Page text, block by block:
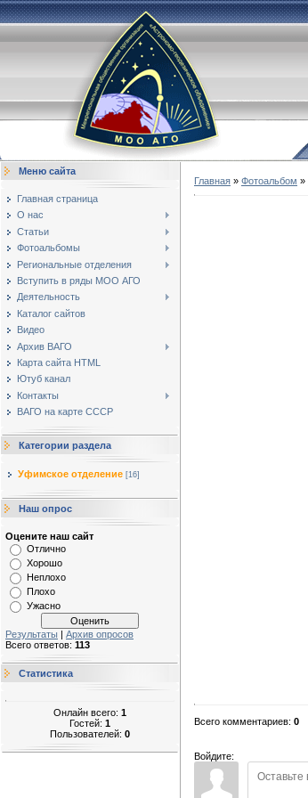
Меню сайта
Главная страница
О нас
Статьи
Фотоальбомы
Региональные отделения
Вступить в ряды МОО АГО
Деятельность
Каталог сайтов
Видео
Архив ВАГО
Карта сайта HTML
Ютуб канал
Контакты
ВАГО на карте СССР
Категории раздела
Уфимское отделение [16]
Наш опрос
Оцените наш сайт
Отлично
Хорошо
Неплохо
Плохо
Ужасно
Результаты | Архив опросов
Всего ответов: 113
Статистика
Онлайн всего: 1
Гостей: 1
Пользователей: 0
Главная » Фотоальбом »
Всего комментариев: 0
Войдите: